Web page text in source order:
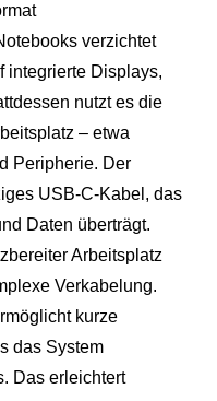
verzichtet
integrierte Displays,
nutzt es die
– etwa
Peripherie. Der
USB-C-Kabel, das
Daten überträgt.
Arbeitsplatz
Verkabelung.
kurze
das System
Das erleichtert